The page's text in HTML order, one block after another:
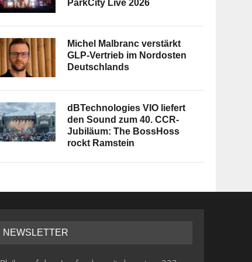
ParkCity Live 2026
Michel Malbranc verstärkt
GLP-Vertrieb im Nordosten
Deutschlands
dBTechnologies VIO liefert
den Sound zum 40. CCR-
Jubiläum: The BossHoss
rockt Ramstein
NEWSLETTER